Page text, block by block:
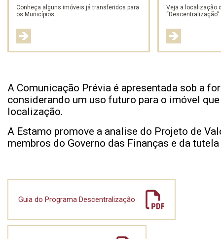
Conheça alguns imóveis já transferidos para
os Municípios.
Veja a localização
“Descentralização”.
A Comunicação Prévia é apresentada sob a
considerando um uso futuro para o imóvel
localização.
A Estamo promove a analise do Projeto de
membros do Governo das Finanças e da
Guia do Programa Descentralização